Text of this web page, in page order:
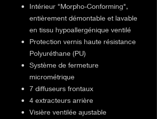
Intérieur "Morpho-Conforming",
entièrement démontable et lavable
en tissu hypoallergénique ventilé
Protection vernis haute résistance
Polyuréthane (PU)
Système de fermeture
micrométrique
7 diffuseurs frontaux
4 extracteurs arrière
Visière ventilée ajustable